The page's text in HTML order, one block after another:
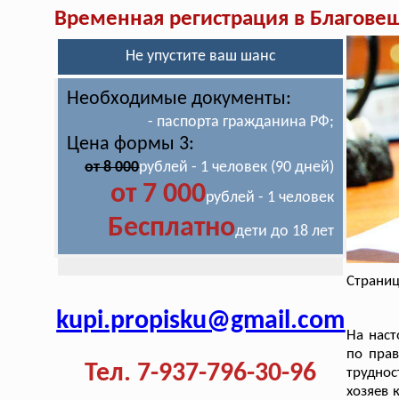
Временная регистрация в
Не упустите ваш шанс
Необходимые документы:
- паспорта гражданина РФ;
Цена формы 3:
от 8 000рублей - 1 человек (90 дней)
от 7 000рублей - 1 человек
Бесплатнодети до 18 лет
kupi.propisku@gmail.com
Тел. 7-937-796-30-96
На
по
хозяев